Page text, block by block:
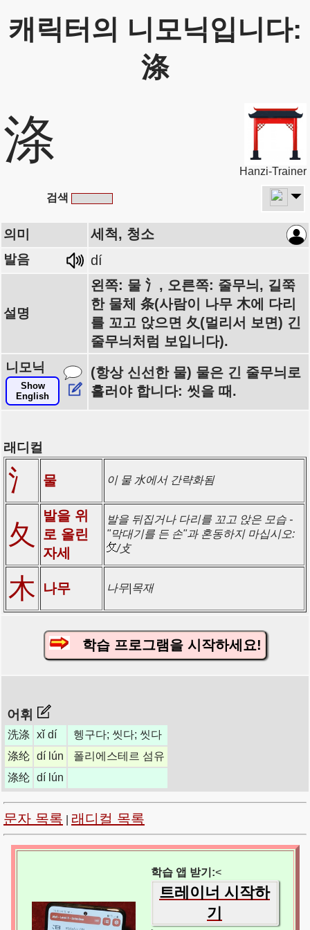
캐릭터의 니모닉입니다:
涤
涤
Hanzi-Trainer
검색
의미 세척, 청소
발음 dí
설명
왼쪽: 물 氵, 오른쪽: 줄무늬, 길쭉
한 물체 条(사람이 나무 木에 다리
를 꼬고 앉으면 夂(멀리서 보면) 긴
줄무늬처럼 보입니다).
니모닉
Show
English
(항상 신선한 물) 물은 긴 줄무늬로
흘러야 합니다: 씻을 때.
래디컬
氵 물 이 물 水에서 간략화됨
夂
발을 위
로 올린
자세
발을 뒤집거나 다리를 꼬고 앉은 모습 -
"막대기를 든 손"과 혼동하지 마십시오:
/攴
木 나무 나무|목재
학습 프로그램을 시작하세요!
어휘
洗涤 xǐ dí
헹구다; 씻다; 씻다
涤纶 dí lún
폴리에스테르 섬유
涤纶 dí lún
문자 목록 래디컬 목록
학습 앱 받기:<
트레이너 시작하
기